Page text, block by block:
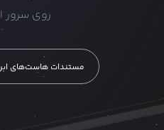
روی سرور
مستندات هاست‌های